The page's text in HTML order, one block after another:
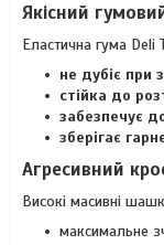
Якісний
Еластична гума Deli
не дубіє при
стійка до
забезпечує
зберігає
Агресивний
Високі масивні
максимальне